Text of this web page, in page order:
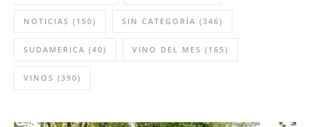
NOTICIAS (150) SIN CATEGORÍA (346)
SUDAMERICA (40) VINO DEL MES (165)
VINOS (390)